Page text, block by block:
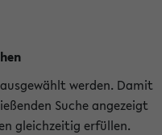
werden. Damit
Suche angezeigt
gleichzeitig erfüllen.